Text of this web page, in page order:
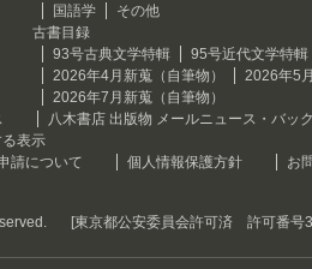
国語学
その他
古書目録
93号古典文学特輯
95号近代文学特輯
2026年4月新蒐（自筆物）
2026年5
2026年7月新蒐（自筆物）
八木書店 出版物 メールニュース・バッ
表示
請について
個人情報保護方針
お
[東京都公安委員会許可済 許可番号